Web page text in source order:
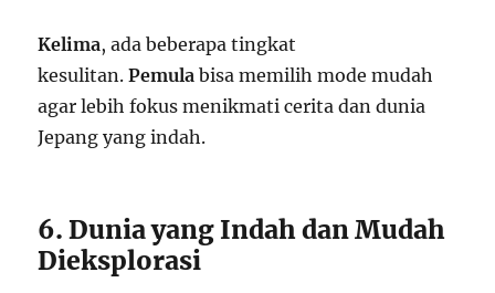
Kelima, ada beberapa tingkat
kesulitan.Pemula bisa memilih mode mudah
agar lebih fokus menikmati cerita dan dunia
Jepang yang indah.
6. Dunia yang Indah dan Mudah
Dieksplorasi